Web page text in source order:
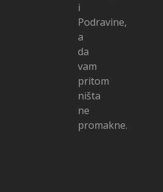
i
Podravine,
a
da
vam
pritom
ništa
ne
promakne.